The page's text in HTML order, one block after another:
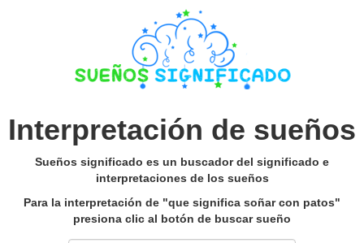
Interpretación de sueños
Sueños significado es un buscador del significado e
interpretaciones de los sueños
Para la interpretación de "que significa soñar con patos"
presiona clic al botón de buscar sueño